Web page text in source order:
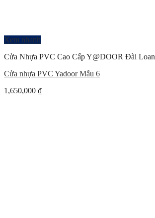
Xem nhanh
Cửa Nhựa PVC Cao Cấp Y@DOOR Đài Loan
Cửa nhựa PVC Yadoor Mẫu 6
1,650,000 ₫